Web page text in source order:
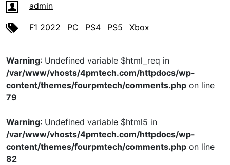
admin
F1 2022 PC PS4 PS5 Xbox
Warning: Undefined variable $html_req in
/var/www/vhosts/4pmtech.com/httpdocs/wp-
content/themes/fourpmtech/comments.php on line
79
Warning: Undefined variable $html5 in
/var/www/vhosts/4pmtech.com/httpdocs/wp-
content/themes/fourpmtech/comments.php on line
82